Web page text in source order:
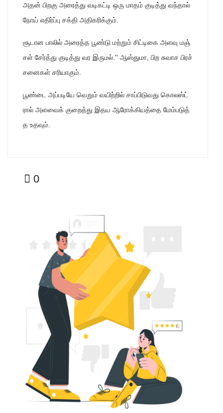
அதன் பிறகு அரைத்து வடிகட்டி ஒரு மாதம் குடித்து வந்தால்
நோய் எதிர்ப்பு சக்தி அதிகரிக்கும்.
சூடான பாலில் அரைத்த பூண்டு மற்றும் சிட்டிகை அளவு மஞ்
சள் சேர்த்து குடித்து வர இருமல்.'' ஆஸ்துமா, பிற சுவாச பிரச்
சனைகள் சரியாகும்.
பூண்டை அப்படியே வெறும் வயிற்றில் சாப்பிடுவது கொலஸ்ட்
ரால் அளவைக் குறைத்து இதய ஆரோக்கியத்தை மேம்படுத்
த உதவும்.
0